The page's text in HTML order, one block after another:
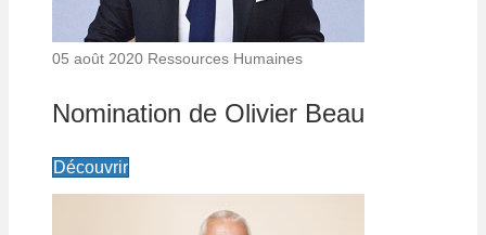
05 août 2020 Ressources Humaines
Nomination de Olivier Beau
Découvrir